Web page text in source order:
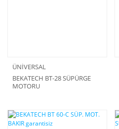
ÜNİVERSAL
BEKATECH BT-28 SÜPÜRGE
MOTORU